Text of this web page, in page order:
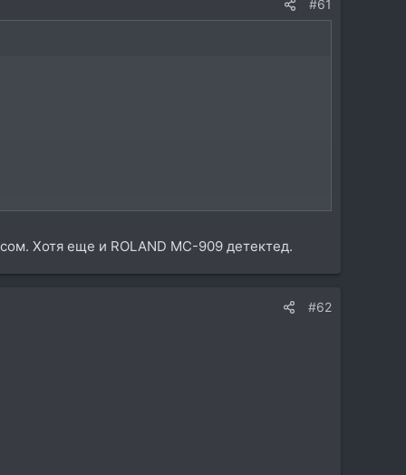
#61
Хотя еще и ROLAND MC-909 детектед.
#62